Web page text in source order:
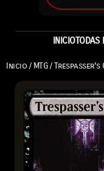
INICIOTODAS
Inicio / MTG/ Trespasser’s